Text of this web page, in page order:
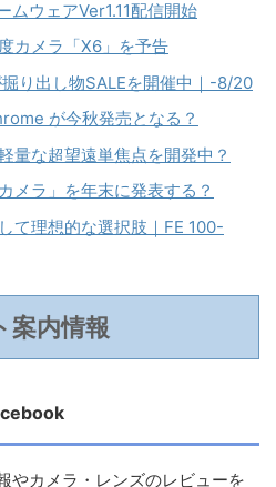
ムウェアVer1.11配信開始
カメラ「X6」を予告
り出し物SALEを開催中｜-8/20
が今秋発売となる？
量な超望遠単焦点を開発中？
メラ」を年末に発表する？
て理想的な選択肢｜FE 100-
案内情報
やカメラ・レンズのレビューを